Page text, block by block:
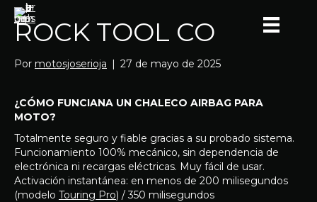
ROCK TOOL CO
Por motosjoserioja | 27 de mayo de 2025
¿CÓMO FUNCIANA UN CHALECO AIRBAG PARA
MOTO?
Totalmente seguro y fiable gracias a su probado sistema.
Funcionamiento 100% mecánico, sin dependencia de
electrónica ni recargas eléctricas. Muy fácil de usar.
Activación instantánea: en menos de 200 milisegundos
(modelo Touring Pro) / 350 milisegundos